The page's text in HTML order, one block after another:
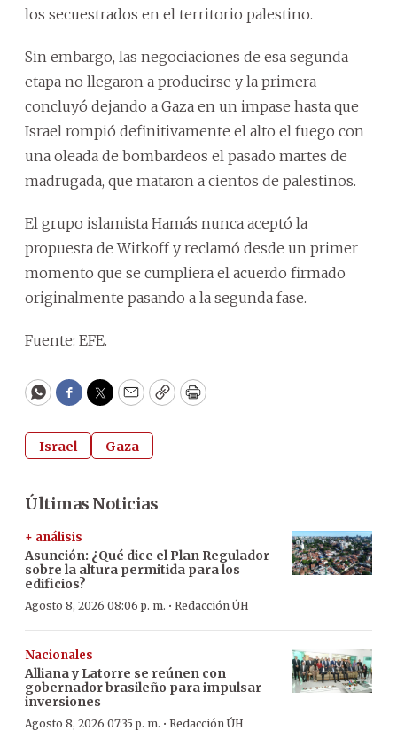
los secuestrados en el territorio palestino.
Sin embargo, las negociaciones de esa segunda
etapa no llegaron a producirse y la primera
concluyó dejando a Gaza en un impase hasta que
Israel rompió definitivamente el alto el fuego con
una oleada de bombardeos el pasado martes de
madrugada, que mataron a cientos de palestinos.
El grupo islamista Hamás nunca aceptó la
propuesta de Witkoff y reclamó desde un primer
momento que se cumpliera el acuerdo firmado
originalmente pasando a la segunda fase.
Fuente: EFE.
WhatsApp
Facebook
Twitter
EmailCopyPrint
Israel Gaza
Últimas Noticias
+ análisis
Asunción: ¿Qué dice el Plan Regulador
sobre la altura permitida para los
edificios?
Agosto 8, 2026 08:06 p. m. · Redacción ÚH
Nacionales
Alliana y Latorre se reúnen con
gobernador brasileño para impulsar
inversiones
Agosto 8, 2026 07:35 p. m. · Redacción ÚH